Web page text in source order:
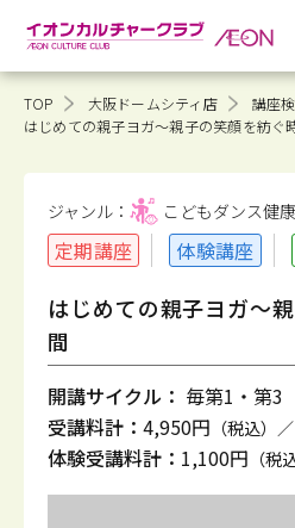
TOP 大阪ドームシティ店
講座
はじめての親子ヨガ～親子の笑顔を紡ぐ
ジャンル： こどもダンス健康
定期講座 体験講座
はじめての親子ヨガ～
間
開講サイクル： 毎第1・第3
受講料計： 4,950円 （税込）
体験受講料計： 1,100円 （